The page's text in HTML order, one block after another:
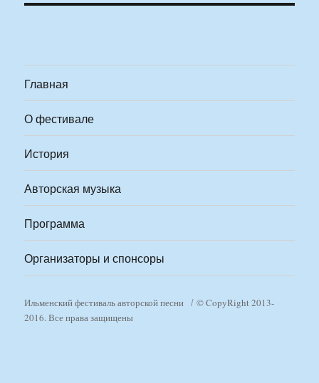
Главная
О фестивале
История
Авторская музыка
Программа
Организаторы и спонсоры
Ильменский фестиваль авторской песни
© CopyRight 2013-
2016. Все права защищены